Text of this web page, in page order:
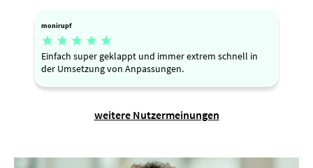
monirupf
    
Einfach super geklappt und immer extrem schnell in
der Umsetzung von Anpassungen.
weitere Nutzermeinungen